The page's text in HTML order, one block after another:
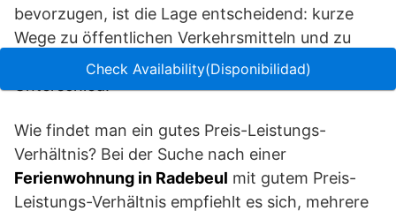
bevorzugen, ist die Lage entscheidend: kurze
Wege zu öffentlichen Verkehrsmitteln und zu
regionalen Attraktionen machen den
Wie findet man ein gutes Preis-Leistungs-
Verhältnis? Bei der Suche nach einer
Ferienwohnung in Radebeul mit gutem Preis-
Leistungs-Verhältnis empfiehlt es sich, mehrere
Check Availability(Disponibilidad)